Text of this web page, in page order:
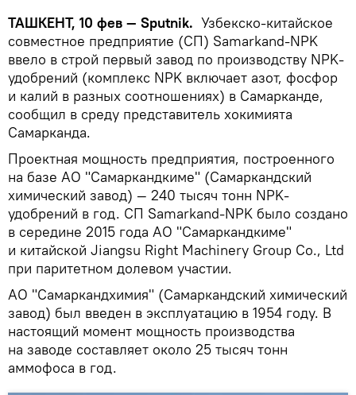
ТАШКЕНТ, 10 фев — Sputnik. Узбекско-китайское
совместное предприятие (СП) Samarkand-NPK
ввело в строй первый завод по производству NPK-
удобрений (комплекс NPK включает азот, фосфор
и калий в разных соотношениях) в Самарканде,
сообщил в среду представитель хокимията
Самарканда.
Проектная мощность предприятия, построенного
на базе АО "Самаркандкиме" (Самаркандский
химический завод) — 240 тысяч тонн NPK-
удобрений в год. СП Samarkand-NPK было создано
в середине 2015 года АО "Самаркандкиме"
и китайской Jiangsu Right Machinery Group Co., Ltd
при паритетном долевом участии.
АО "Самаркандхимия" (Самаркандский химический
завод) был введен в эксплуатацию в 1954 году. В
настоящий момент мощность производства
на заводе составляет около 25 тысяч тонн
аммофоса в год.